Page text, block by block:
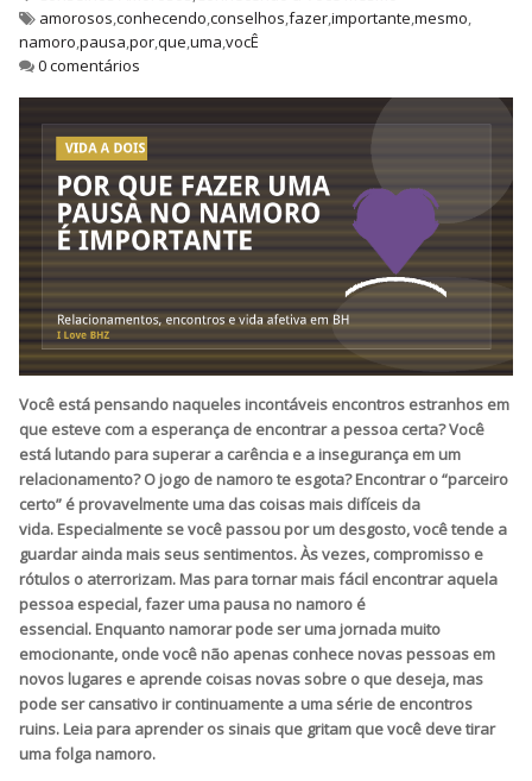
amorosos,conhecendo,conselhos,fazer,importante,mesmo,
namoro,pausa,por,que,uma,vocÊ
0 comentários
Você está pensando naqueles incontáveis ​​encontros estranhos em
que esteve com a esperança de encontrar a pessoa certa? Você
está lutando para superar a carência e a insegurança em um
relacionamento? O jogo de namoro te esgota? Encontrar o “parceiro
certo” é provavelmente uma das coisas mais difíceis da
vida. Especialmente se você passou por um desgosto, você tende a
guardar ainda mais seus sentimentos. Às vezes, compromisso e
rótulos o aterrorizam. Mas para tornar mais fácil encontrar aquela
pessoa especial, fazer uma pausa no namoro é
essencial. Enquanto namorar pode ser uma jornada muito
emocionante, onde você não apenas conhece novas pessoas em
novos lugares e aprende coisas novas sobre o que deseja, mas
pode ser cansativo ir continuamente a uma série de encontros
ruins. Leia para aprender os sinais que gritam que você deve tirar
uma folga namoro.